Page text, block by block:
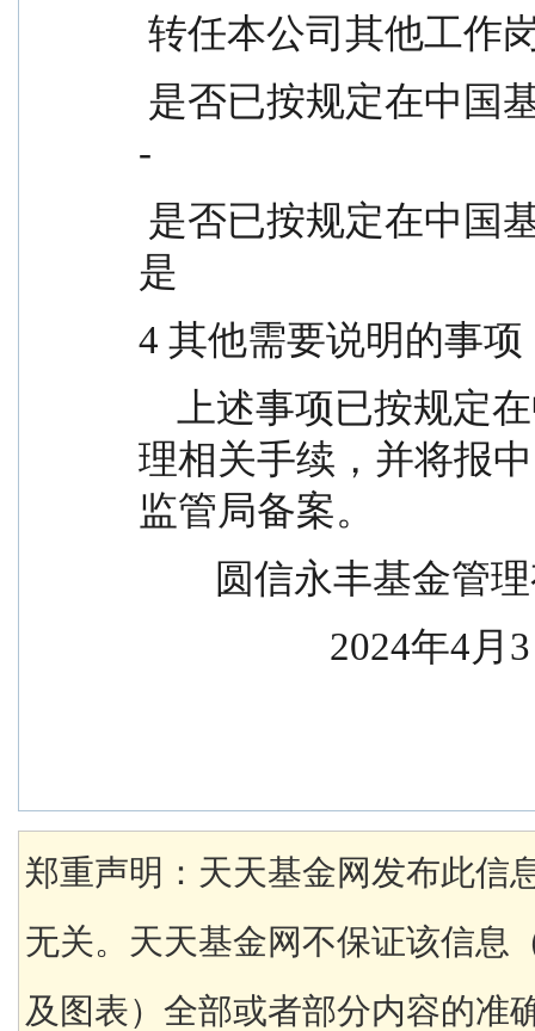
转任本公司其他工作
-
是
4 其他需要说明的事项
理相关手续，并将报
监管局备案。
圆信永丰基金
2024年
郑重声明：天天基金网发布此信
无关。天天基金网不保证该信息
及图表）全部或者部分内容的准